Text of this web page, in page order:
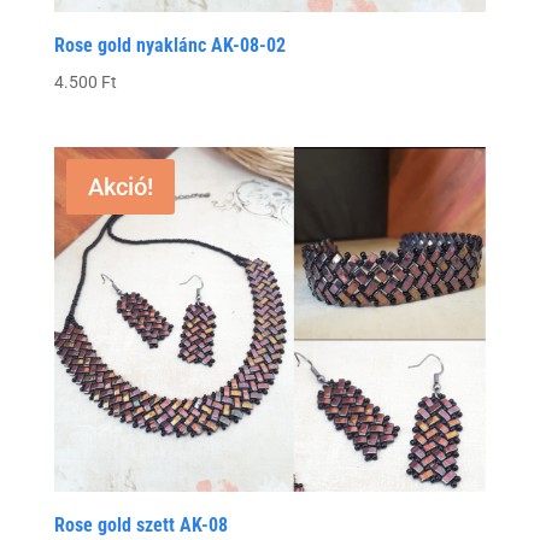
Rose gold nyaklánc AK-08-02
4.500 Ft
Akció!
Rose gold szett AK-08